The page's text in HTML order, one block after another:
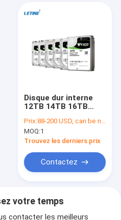
Disque dur interne
12TB 14TB 16TB
bureau 7200RPM
SATA 6Gb de 10TB
8TB
Prix:88-200 USD, can be negotiate
MOQ:1
Trouvez les derniers prix
Contactez
votre temps
contacter les meilleurs